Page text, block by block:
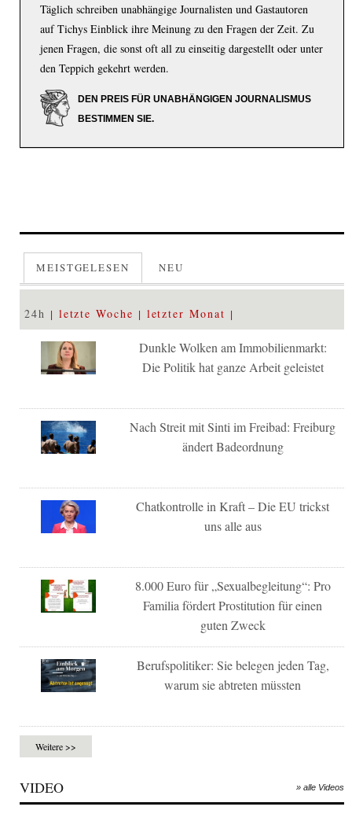
Täglich schreiben unabhängige Journalisten und Gastautoren
auf Tichys Einblick ihre Meinung zu den Fragen der Zeit. Zu
jenen Fragen, die sonst oft all zu einseitig dargestellt oder unter
den Teppich gekehrt werden.
DEN PREIS FÜR UNABHÄNGIGEN JOURNALISMUS
BESTIMMEN SIE.
MEISTGELESEN NEU
24h letzte Woche letzter Monat
Dunkle Wolken am Immobilienmarkt:
Die Politik hat ganze Arbeit geleistet
Nach Streit mit Sinti im Freibad: Freiburg
ändert Badeordnung
Chatkontrolle in Kraft – Die EU trickst
uns alle aus
8.000 Euro für „Sexualbegleitung“: Pro
Familia fördert Prostitution für einen
guten Zweck
Berufspolitiker: Sie belegen jeden Tag,
warum sie abtreten müssten
Weitere >>
VIDEO » alle Videos